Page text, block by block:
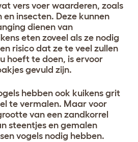
vers voer waarderen, zoals
insecten. Deze kunnen
dienen van
eten zoveel als ze nodig
risico dat ze te veel zullen
hoeft te doen, is ervoor
gevuld zijn.
hebben ook kuikens grit
te vermalen. Maar voor
van een zandkorrel
steentjes en gemalen
vogels nodig hebben.